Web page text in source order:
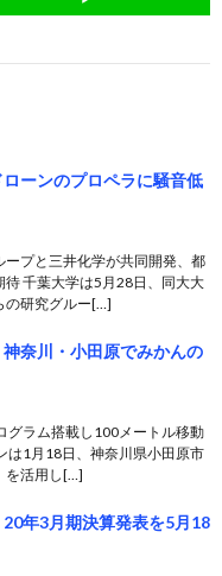
ーンのプロペラに騒音低
プと三井化学が共同開発、都
千葉大学は5月28日、同大大
の研究グルー[…]
奈川・小田原でみかんの
グラム搭載し100メートル移動
は1月18日、神奈川県小田原市
を活用し[…]
20年3月期決算発表を5月18